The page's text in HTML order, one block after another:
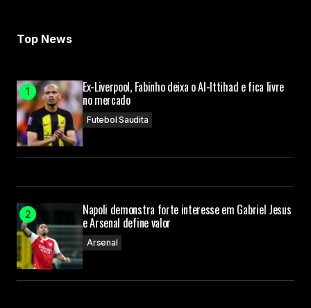
Top News
Ex-Liverpool, Fabinho deixa o Al-Ittihad e fica livre
no mercado
Futebol Saudita
Napoli demonstra forte interesse em Gabriel Jesus
e Arsenal define valor
Arsenal